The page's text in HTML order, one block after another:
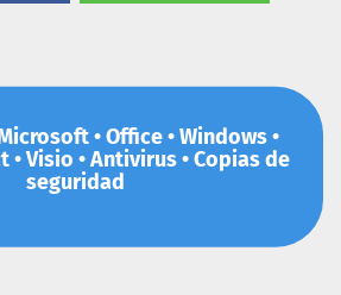
• Office • Windows •
• Visio • Antivirus • Copias de
seguridad